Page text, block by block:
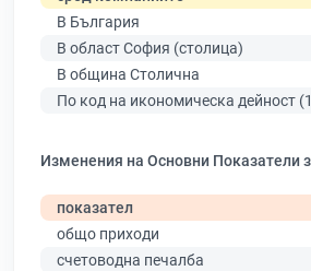
В България
В област София (столица)
В община Столична
По код на икономическа дейност
Изменения на Основни Показатели
показател
общо приходи
счетоводна печалба